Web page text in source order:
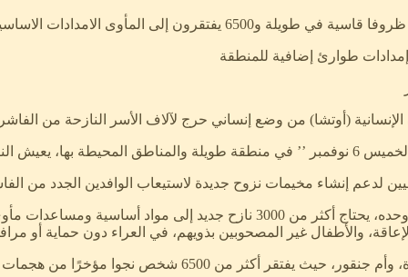
يفتقرون إلى المأوى الامدادات الاساسية
طوارئ إضافية للمنطقة
(أوتشا) من وضع إنساني حرج لآلاف الأسر النازحة من
أو مأوى، أو رعاية طبية ‘‘.
نزوح جديدة لاستيعاب الوافدين الجدد من الفاشر، ليضافوا إلى أكثر من 650 ألف نازح
اوضحت ان مخيم طويلة العمدة للنازحين وحده، يحتاج أكثر من
والأطفال غير المصحوبين بذويهم، في العراء دون حماية
مؤخرًا من هجمات في الفاشر إلى المأوى والإمدادات الأساسية.